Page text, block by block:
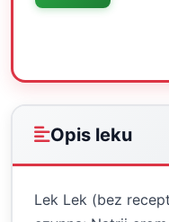
Opis leku
Lek Lek (bez